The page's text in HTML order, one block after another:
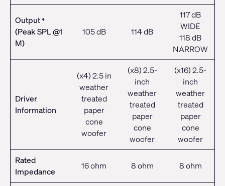
Output4
(Peak SPL @1
M)
105 dB 114 dB
117 dB
WIDE
118 dB
NARROW
Driver
Information
(x4) 2.5 in
weather
treated
paper
cone
woofer
(x8) 2.5-
inch
weather
treated
paper
cone
woofer
(x16) 2.5-
inch
weather
treated
paper
cone
woofer
Rated
Impedance
16 ohm 8 ohm 8 ohm